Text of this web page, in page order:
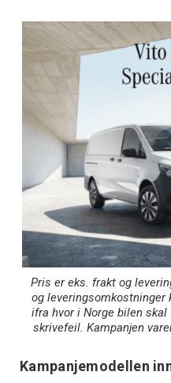
Pris er eks. frakt og
og
ifra hvor i Norge bilen
skrivefeil. Kampanjen
Kampanjemodellen